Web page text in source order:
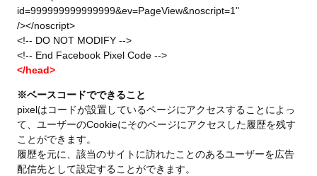
id=999999999999999&ev=PageView&noscript=1"
/></noscript>
<!-- DO NOT MODIFY -->
<!-- End Facebook Pixel Code -->
</head>
※ベースコードでできること
pixelはコードが設置しているページにアクセスすることによっ
て、ユーザーのCookieにそのページにアクセスした履歴を残す
ことができます。
履歴を元に、該当のサイトに訪れたことのあるユーザーを広告
配信先として設定することができます。